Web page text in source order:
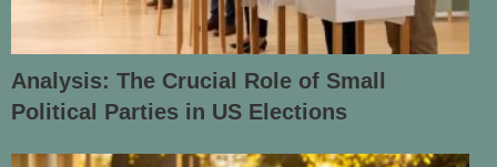
Analysis: The Crucial Role of Small
Political Parties in US Elections